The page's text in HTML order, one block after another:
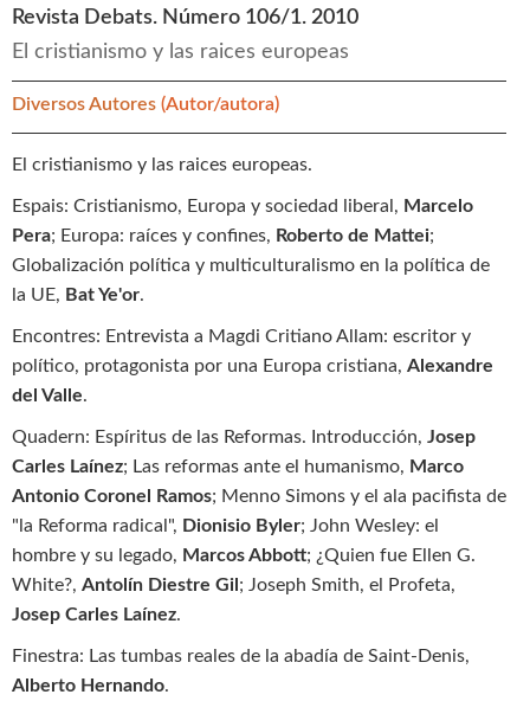
Revista Debats. Número 106/1. 2010
El cristianismo y las raices europeas
Diversos Autores (Autor/autora)
El cristianismo y las raices europeas.
Espais: Cristianismo, Europa y sociedad liberal, Marcelo
Pera; Europa: raíces y confines, Roberto de Mattei;
Globalización política y multiculturalismo en la política de
la UE, Bat Ye'or.
Encontres: Entrevista a Magdi Critiano Allam: escritor y
político, protagonista por una Europa cristiana, Alexandre
del Valle.
Quadern: Espíritus de las Reformas. Introducción, Josep
Carles Laínez; Las reformas ante el humanismo, Marco
Antonio Coronel Ramos; Menno Simons y el ala pacifista de
"la Reforma radical", Dionisio Byler; John Wesley: el
hombre y su legado, Marcos Abbott; ¿Quien fue Ellen G.
White?, Antolín Diestre Gil ; Joseph Smith, el Profeta,
Josep Carles Laínez.
Finestra: Las tumbas reales de la abadía de Saint-Denis,
Alberto Hernando.